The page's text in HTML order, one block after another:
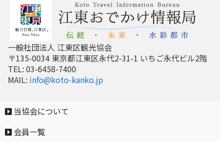
一般社団法人 江東区観光協会
〒135-0034 東京都江東区永代2-31-1 いちご永代ビル2階
TEL: 03-6458-7400
MAIL: info@koto-kanko.jp
当協会について
会員一覧